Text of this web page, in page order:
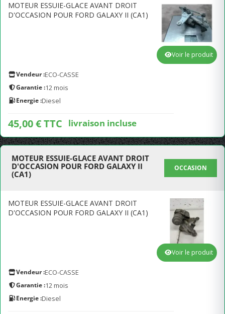
MOTEUR ESSUIE-GLACE AVANT DROIT
D'OCCASION POUR FORD GALAXY II (CA1)
Vendeur :ECO-CASSE
Garantie :12 mois
Energie :Diesel
45,00 € TTC livraison incluse
Voir le produit
MOTEUR ESSUIE-GLACE AVANT DROIT
D'OCCASION POUR FORD GALAXY II
(CA1)
OCCASION
MOTEUR ESSUIE-GLACE AVANT DROIT
D'OCCASION POUR FORD GALAXY II (CA1)
Vendeur :ECO-CASSE
Garantie :12 mois
Energie :Diesel
Voir le produit